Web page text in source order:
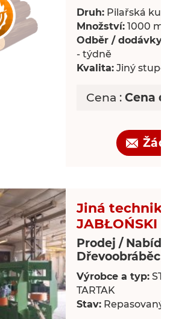
Druh: Pilařská
Množství: 1000 m³
Odběr / dodávky:
- týdně
Kvalita: Jiný
Cena : Cena
Jiná technika
JABŁOŃSKI
Prodej /
Dřevoobráběcí
Výrobce a typ:
TARTAK
Stav: Repasovaný